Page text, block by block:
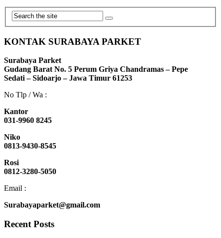
KONTAK SURABAYA PARKET
Surabaya Parket
Gudang Barat No. 5 Perum Griya Chandramas – Pepe
Sedati – Sidoarjo – Jawa Timur 61253
No Tlp / Wa :
Kantor
031-9960 8245
Niko
0813-9430-8545
Rosi
0812-3280-5050
Email :
Surabayaparket@gmail.com
Recent Posts